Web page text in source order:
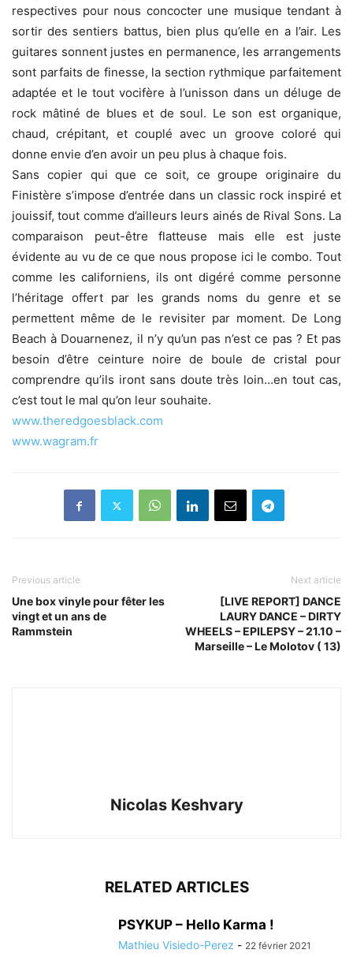
respectives pour nous concocter une musique tendant à
sortir des sentiers battus, bien plus qu’elle en a l’air. Les
guitares sonnent justes en permanence, les arrangements
sont parfaits de finesse, la section rythmique parfaitement
adaptée et le tout vocifère à l’unisson dans un déluge de
rock mâtiné de blues et de soul. Le son est organique,
chaud, crépitant, et couplé avec un groove coloré qui
donne envie d’en avoir un peu plus à chaque fois.
Sans copier qui que ce soit, ce groupe originaire du
Finistère s’impose d’entrée dans un classic rock inspiré et
jouissif, tout comme d’ailleurs leurs ainés de Rival Sons. La
comparaison peut-être flatteuse mais elle est juste
évidente au vu de ce que nous propose ici le combo. Tout
comme les californiens, ils ont digéré comme personne
l’héritage offert par les grands noms du genre et se
permettent même de le revisiter par moment. De Long
Beach à Douarnenez, il n’y qu’un pas n’est ce pas ? Et pas
besoin d’être ceinture noire de boule de cristal pour
comprendre qu’ils iront sans doute très loin…en tout cas,
c’est tout le mal qu’on leur souhaite.
www.theredgoesblack.com
www.wagram.fr
Previous article
Une box vinyle pour fêter les
vingt et un ans de
Rammstein
Next article
[LIVE REPORT] DANCE
LAURY DANCE – DIRTY
WHEELS – EPILEPSY – 21.10 –
Marseille – Le Molotov ( 13)
Nicolas Keshvary
RELATED ARTICLES
PSYKUP – Hello Karma !
Mathieu Visiedo-Perez - 22 février 2021